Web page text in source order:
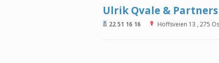
Ulrik Qvale & Partners
22 51 16 16 Hoffsveien 13 , 275